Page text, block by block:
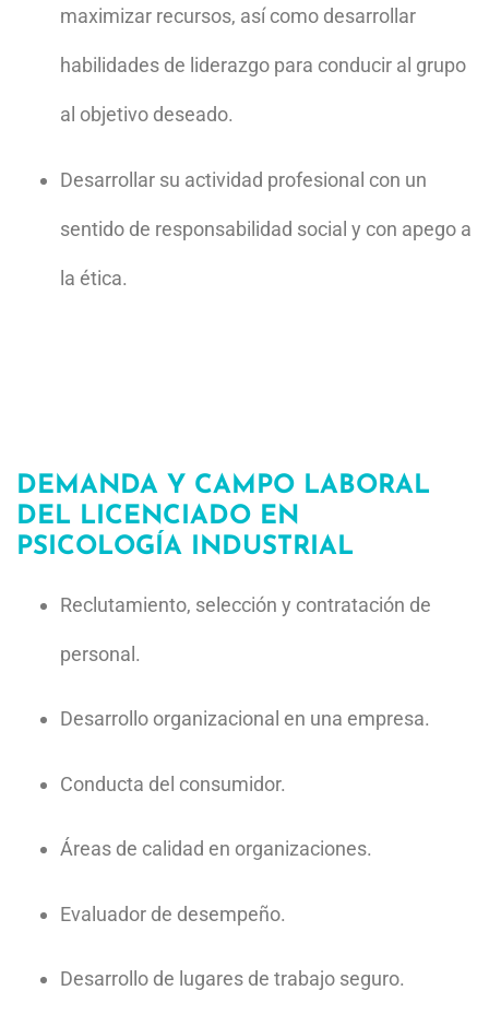
maximizar recursos, así como desarrollar
habilidades de liderazgo para conducir al grupo
al objetivo deseado.
Desarrollar su actividad profesional con un
sentido de responsabilidad social y con apego a
la ética.
DEMANDA Y CAMPO LABORAL
DEL LICENCIADO EN
PSICOLOGÍA INDUSTRIAL
Reclutamiento, selección y contratación de
personal.
Desarrollo organizacional en una empresa.
Conducta del consumidor.
Áreas de calidad en organizaciones.
Evaluador de desempeño.
Desarrollo de lugares de trabajo seguro.